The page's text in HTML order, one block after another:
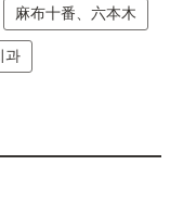
麻布十番、六本木
과